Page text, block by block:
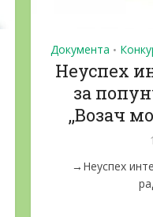
Документа •
Неуспех
за
,,Возач
→Неуспех